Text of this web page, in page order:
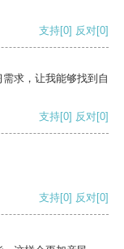
支持[0] 反对[0]
求，让我能够找到自
支持[0] 反对[0]
支持[0] 反对[0]